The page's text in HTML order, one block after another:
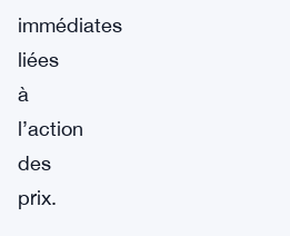
immédiates
liées
à
l’action
des
prix.